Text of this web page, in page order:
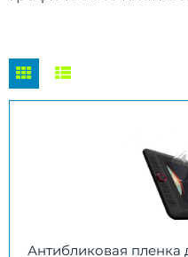
Антибликовая пленка